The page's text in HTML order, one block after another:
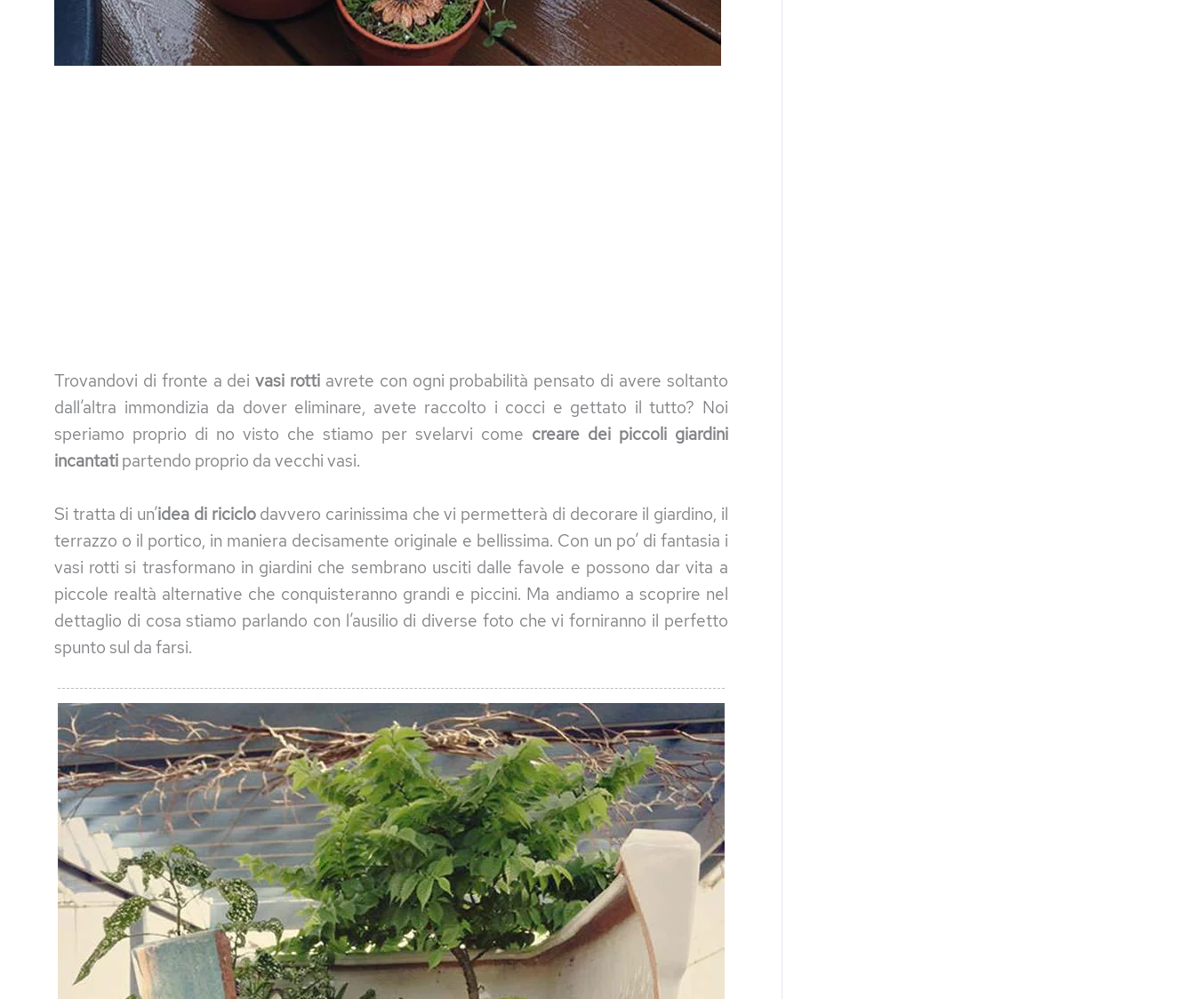
Trovandovi di fronte a deivasi rotti avrete con ogni probabilità pensato di avere soltanto
dall’altra immondizia da dover eliminare, avete raccolto i cocci e gettato il tutto? Noi
speriamo proprio di no visto che stiamo per svelarvi come creare dei piccoli giardini
incantati partendo proprio da vecchi vasi.
Si tratta di un’idea di riciclodavvero carinissima che vi permetterà di decorare il giardino, il
terrazzo o il portico, in maniera decisamente originale e bellissima. Con un po’ di fantasia i
vasi rotti si trasformano in giardini che sembrano usciti dalle favole e possono dar vita a
piccole realtà alternative che conquisteranno grandi e piccini. Ma andiamo a scoprire nel
dettaglio di cosa stiamo parlando con l’ausilio di diverse foto che vi forniranno il perfetto
spunto sul da farsi.